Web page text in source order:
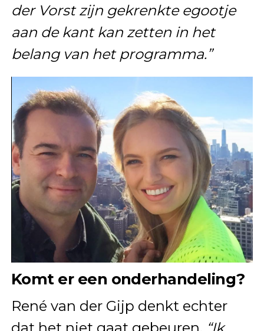
der Vorst zijn gekrenkte egootje
aan de kant kan zetten in het
belang van het programma.”
Komt er een onderhandeling?
René van der Gijp denkt echter